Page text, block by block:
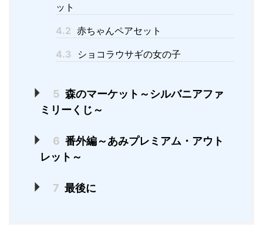
ット
4.2 赤ちゃんペアセット
4.3
ショコラウサギの女の子
5 森のマーケット～シルバニアファ
ミリーくじ～
6 番外編～あみプレミアム・アウト
レット～
7 最後に